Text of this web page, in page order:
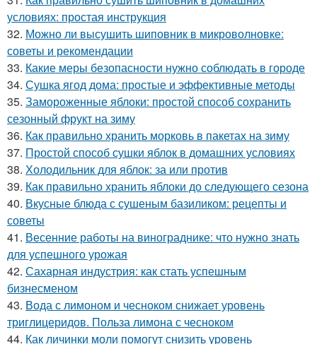
условиях: простая инструкция
32. Можно ли высушить шиповник в микроволновке:
советы и рекомендации
33. Какие меры безопасности нужно соблюдать в городе
34. Сушка ягод дома: простые и эффективные методы
35. Замороженные яблоки: простой способ сохранить
сезонный фрукт на зиму
36. Как правильно хранить морковь в пакетах на зиму
37. Простой способ сушки яблок в домашних условиях
38. Холодильник для яблок: за или против
39. Как правильно хранить яблоки до следующего сезона
40. Вкусные блюда с сушеным базиликом: рецепты и
советы
41. Весенние работы на винограднике: что нужно знать
для успешного урожая
42. Сахарная индустрия: как стать успешным
бизнесменом
43. Вода с лимоном и чесноком снижает уровень
триглицеридов. Польза лимона с чесноком
44. Как личинки моли помогут снизить уровень